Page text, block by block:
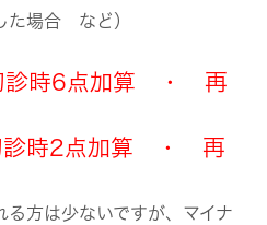
た場合 など）
診時6点加算 ・ 再
診時2点加算 ・ 再
方は少ないですが、マイナ